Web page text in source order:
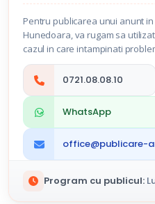
Pentru publicarea unui anunt
Hunedoara, va rugam sa
cazul in care intampinati
0721.08.08.10
WhatsApp
office@publicare-
Program cu publicul: